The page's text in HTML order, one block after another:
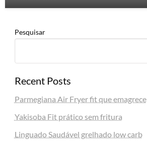
Pesquisar
Recent Posts
Parmegiana Air Fryer fit que emagrece
Yakisoba Fit prático sem fritura
Linguado Saudável grelhado low carb